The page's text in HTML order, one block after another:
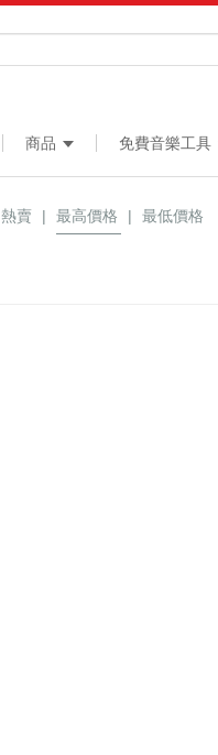
商品 免費音樂工具
熱賣 | 最高價格 | 最低價格